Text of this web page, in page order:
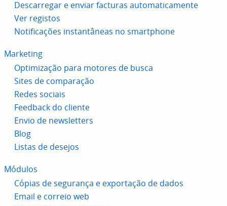
Descarregar e enviar facturas automaticamente
Ver registos
Notificações instantâneas no smartphone
Marketing
Optimização para motores de busca
Sites de comparação
Redes sociais
Feedback do cliente
Envio de newsletters
Blog
Listas de desejos
Módulos
Cópias de segurança e exportação de dados
Email e correio web